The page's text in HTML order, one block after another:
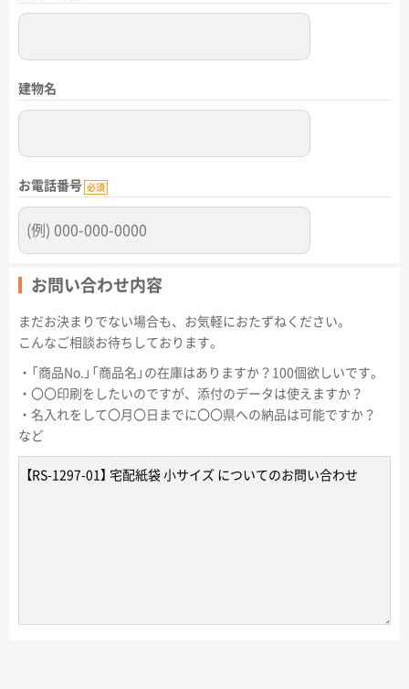
建物名
お電話番号 必須
お問い合わせ内容
まだお決まりでない場合も、お気軽におたずねください。
こんなご相談お待ちしております。
・「商品No.」「商品名」の在庫はありますか？100個欲しいです。
・〇〇印刷をしたいのですが、添付のデータは使えますか？
・名入れをして〇月〇日までに〇〇県への納品は可能ですか？
など